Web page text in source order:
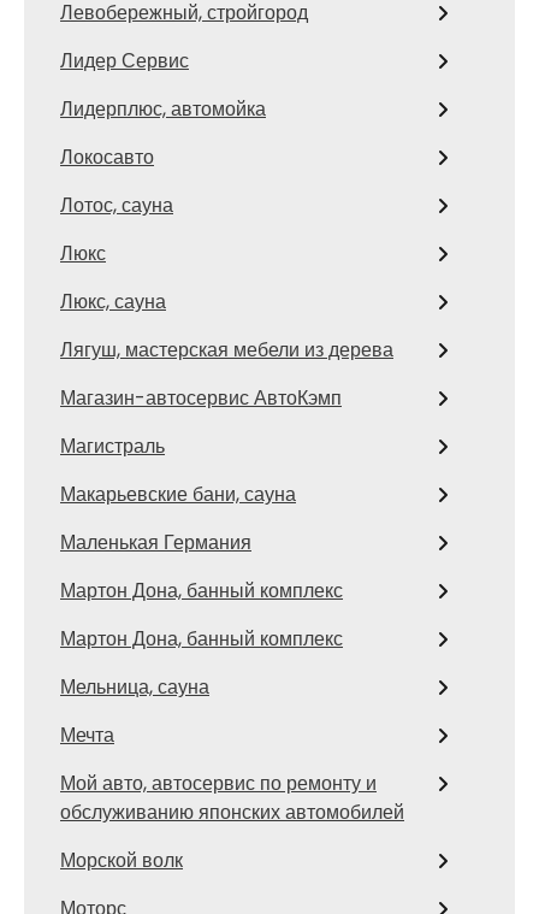
Левобережный, стройгород
Лидер Сервис
Лидерплюс, автомойка
Локосавто
Лотос, сауна
Люкс
Люкс, сауна
Лягуш, мастерская мебели из дерева
Магазин-автосервис АвтоКэмп
Магистраль
Макарьевские бани, сауна
Маленькая Германия
Мартон Дона, банный комплекс
Мартон Дона, банный комплекс
Мельница, сауна
Мечта
Мой авто, автосервис по ремонту и
обслуживанию японских автомобилей
Морской волк